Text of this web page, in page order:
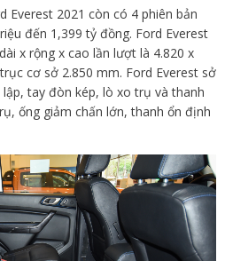
Everest 2021 còn có 4 phiên bản
đến 1,399 tỷ đồng. Ford Everest
x rộng x cao lần lượt là 4.820 x
cơ sở 2.850 mm. Ford Everest sở
tay đòn kép, lò xo trụ và thanh
ống giảm chấn lớn, thanh ổn định